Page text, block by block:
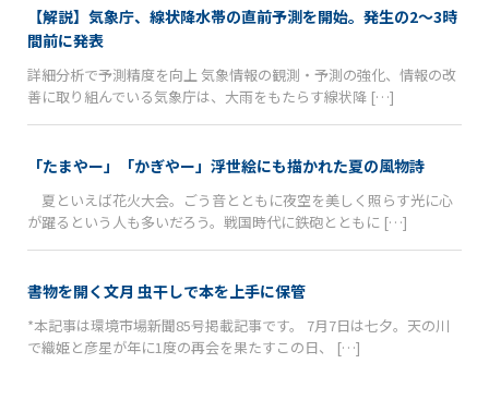
【解説】気象庁、線状降水帯の直前予測を開始。発生の2〜3時
間前に発表
詳細分析で予測精度を向上 気象情報の観測・予測の強化、情報の改
善に取り組んでいる気象庁は、大雨をもたらす線状降 […]
「たまやー」「かぎやー」浮世絵にも描かれた夏の風物詩
夏といえば花火大会。ごう音とともに夜空を美しく照らす光に心
が躍るという人も多いだろう。戦国時代に鉄砲とともに […]
書物を開く文月 虫干しで本を上手に保管
*本記事は環境市場新聞85号掲載記事です。 7月7日は七夕。天の川
で織姫と彦星が年に1度の再会を果たすこの日、 […]